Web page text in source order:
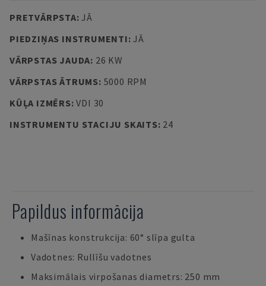
PRETVĀRPSTA:JĀ
PIEDZIŅAS INSTRUMENTI:JĀ
VĀRPSTAS JAUDA: 26 KW
VĀRPSTAS ĀTRUMS: 5000 RPM
KŪĻA IZMĒRS:VDI 30
INSTRUMENTU STACIJU SKAITS: 24
Papildus informācija
Mašīnas konstrukcija: 60° slīpa gulta
Vadotnes: Rullīšu vadotnes
Maksimālais virpošanas diametrs: 250 mm